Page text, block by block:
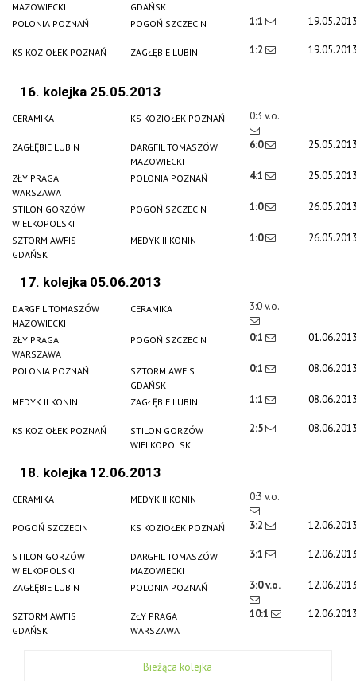
MAZOWIECKI
GDAŃSK
POLONIA POZNAŃ POGOŃ SZCZECIN 1:1
KS KOZIOŁEK POZNAŃ ZAGŁĘBIE LUBIN 1:2
16. kolejka 25.05.2013
CERAMIKA KS KOZIOŁEK POZNAŃ 0:3 v.o.
ZAGŁĘBIE LUBIN
DARGFIL TOMASZÓW
MAZOWIECKI
6:0
ZŁY PRAGA
WARSZAWA
POLONIA POZNAŃ 4:1
STILON GORZÓW
WIELKOPOLSKI
POGOŃ SZCZECIN 1:0
SZTORM AWFIS
GDAŃSK
MEDYK II KONIN 1:0
17. kolejka 05.06.2013
DARGFIL TOMASZÓW
MAZOWIECKI
CERAMIKA 3:0 v.o.
ZŁY PRAGA
WARSZAWA
POGOŃ SZCZECIN 0:1
POLONIA POZNAŃ
SZTORM AWFIS
GDAŃSK
0:1
MEDYK II KONIN ZAGŁĘBIE LUBIN 1:1
KS KOZIOŁEK POZNAŃ
STILON GORZÓW
WIELKOPOLSKI
2:5
18. kolejka 12.06.2013
CERAMIKA MEDYK II KONIN 0:3 v.o.
POGOŃ SZCZECIN KS KOZIOŁEK POZNAŃ 3:2
STILON GORZÓW
WIELKOPOLSKI
DARGFIL TOMASZÓW
MAZOWIECKI
3:1
ZAGŁĘBIE LUBIN POLONIA POZNAŃ 3:0 v.o.
SZTORM AWFIS
GDAŃSK
ZŁY PRAGA
WARSZAWA
10:1
Bieżąca kolejka